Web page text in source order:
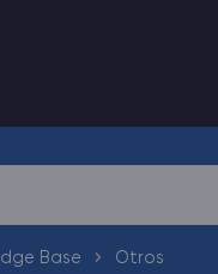
Base Otros